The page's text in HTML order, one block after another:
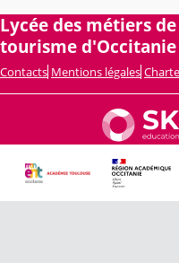
Lycée des métiers
tourisme d'Occitanie
Contacts Mentions légales